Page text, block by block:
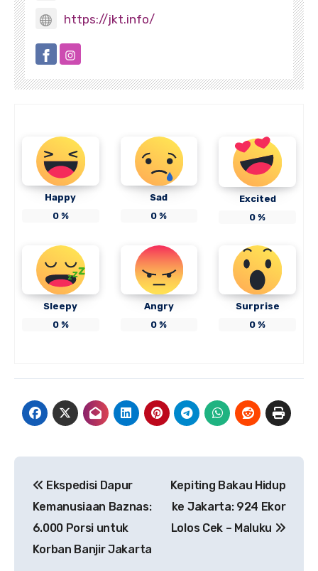
https://jkt.info/
Happy
0%
Sad
0 %
Excited
0 %
Sleepy
0%
Angry
0 %
Surprise
0 %
pos
Ekspedisi Dapur
Kemanusiaan Baznas:
6.000 Porsi untuk
Korban Banjir Jakarta
Kepiting Bakau Hidup
ke Jakarta: 924 Ekor
Lolos Cek – Maluku